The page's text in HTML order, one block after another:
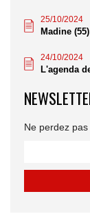
25/10/2024
Madine
24/10/2024
L'agenda
Ne perdez